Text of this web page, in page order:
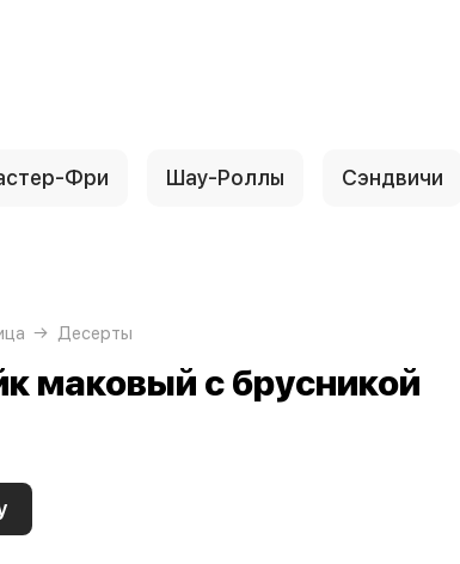
Фри Шау-Роллы Сэндвичи
Десерты
маковый с брусникой